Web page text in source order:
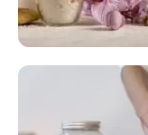
FLORAL
Responda